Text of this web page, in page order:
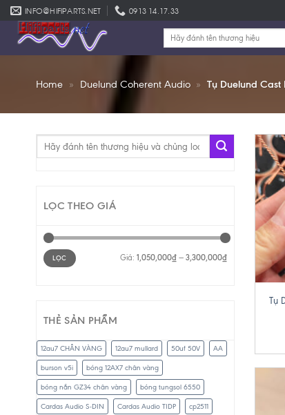
Skip
to
content
INFO@HIFIPARTS.NET 0913 14.17.33
Tìm
Home » Duelund Coherent Audio » Tụ Duelund Cast
Tìm
LỌC THEO GIÁ
Giá
thấp
nhất
Giá
cao
nhất
LỌC Giá: 1,050,000₫— 3,300,000₫
THẺ SẢN PHẨM
12au7 CHÂN VÀNG 12au7 mullard 50uf 50V AA
burson v5i bóng 12AX7 chân vàng
bóng nắn GZ34 chân vàng bóng tungsol 6550
Cardas Audio S-DIN Cardas Audio TIDP cp2511
+
Tụ